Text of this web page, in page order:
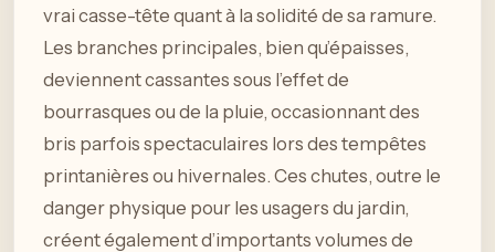
vrai casse-tête quant à la solidité de sa ramure.
Les branches principales, bien qu’épaisses,
deviennent cassantes sous l’effet de
bourrasques ou de la pluie, occasionnant des
bris parfois spectaculaires lors des tempêtes
printanières ou hivernales. Ces chutes, outre le
danger physique pour les usagers du jardin,
créent également d’importants volumes de